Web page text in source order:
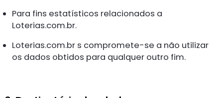
Para fins estatísticos relacionados a
Loterias.com.br.
Loterias.com.br s compromete-se a não utilizar
os dados obtidos para qualquer outro fim.